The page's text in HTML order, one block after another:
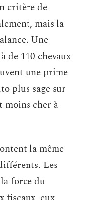
critère de
mais la
Une
de 110 chevaux
une prime
plus sage sur
moins cher à
la même
Les
force du